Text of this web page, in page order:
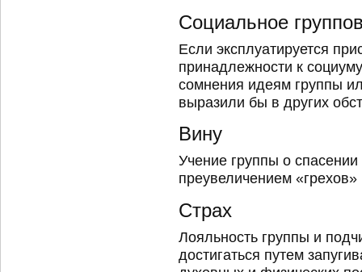
Социальное
Если эксплуатируется
принадлежности к
сомнения идеям группы
выразили бы в других
Вину
Учение группы о
преувеличением
Страх
Лояльность группы и
достигаться путем